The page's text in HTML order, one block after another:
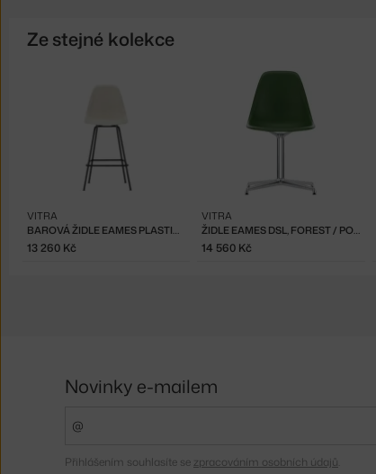
Ze stejné kolekce
BAROVÁ ŽIDLE EAMES PLASTIC LOW, PEBBLE
VITRA
13 260 Kč
ŽIDLE EAMES DSL, FOREST / POLISHED ALUMINUM
VITRA
14 560 Kč
Novinky e-mailem
Přihlášením souhlasíte se zpracováním osobních údajů